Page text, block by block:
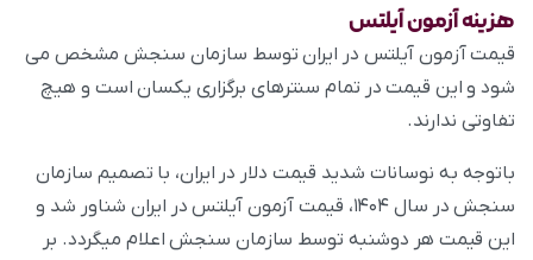
هزینهآزمون آیلتس
قیمت آزمون آیلتس در ایران توسط سازمان سنجش مشخص می
شود و این قیمت در تمام سنترهای برگزاری یکسان است و هیچ
تفاوتی ندارند.
باتوجه به نوسانات شدید قیمت دلار در ایران، با تصمیم سازمان
سنجش در سال ۱۴۰۴، قیمت آزمون آیلتس در ایران شناور شد و
این قیمت هر دوشنبه توسط سازمان سنجش اعلام میگردد. بر